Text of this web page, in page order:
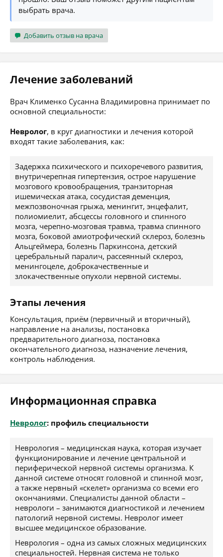
выбрать врача.
Добавить отзыв на врача
Лечение заболеваний
Врач Клименко Сусанна Владимировна принимает по
основной специальности:
Невролог, в круг диагностики и лечения которой
входят такие заболевания, как:
Задержка психического и психоречевого развития,
внутричерепная гипертензия, острое нарушение
мозгового кровообращения, транзиторная
ишемическая атака, сосудистая деменция,
межпозвоночная грыжа, менингит, энцефалит,
полиомиелит, абсцессы головного и спинного
мозга, черепно-мозговая травма, травма спинного
мозга, боковой амиотрофический склероз, болезнь
Альцгеймера, болезнь Паркинсона, детский
церебральный паралич, рассеянный склероз,
менингоцеле, доброкачественные и
злокачественные опухоли нервной системы.
Этапы лечения
Консультация, приём (первичный и вторичный),
направление на анализы, постановка
предварительного диагноза, постановка
окончательного диагноза, назначение лечения,
контроль наблюдения.
Информационная справка
Невролог: профиль специальности
Неврология – медицинская наука, которая изучает
функционирование и лечение центральной и
периферической нервной системы организма. К
данной системе относят головной и спинной мозг,
а также нервный «скелет» организма со всеми его
окончаниями. Специалисты данной области –
неврологи – занимаются диагностикой и лечением
патологий нервной системы. Невролог имеет
высшее медицинское образование.
Неврология – одна из самых сложных медицинских
специальностей. Нервная система не только